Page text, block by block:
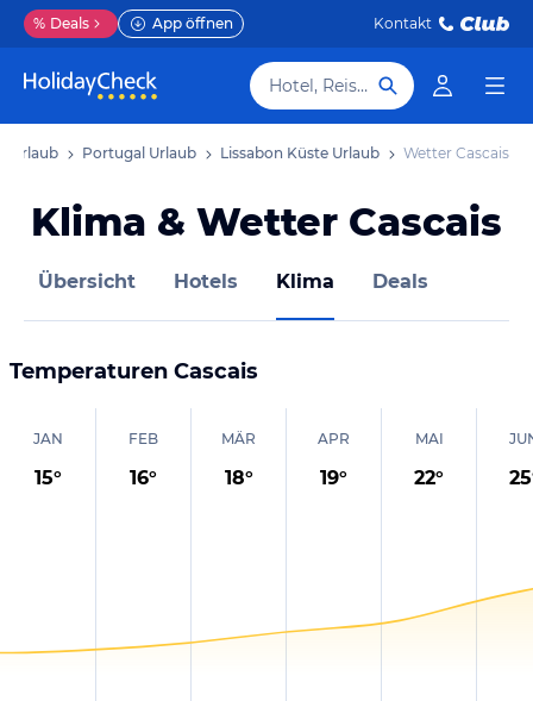
% Deals App öffnen Kontakt
Hotel, Reiseziel
Urlaub Portugal Urlaub Lissabon Küste Urlaub Wetter Cascais
Klima & Wetter Cascais
Übersicht Hotels Klima Deals
Temperaturen Cascais
JAN
15°
FEB
16°
MÄR
18°
APR
19°
MAI
22° 25